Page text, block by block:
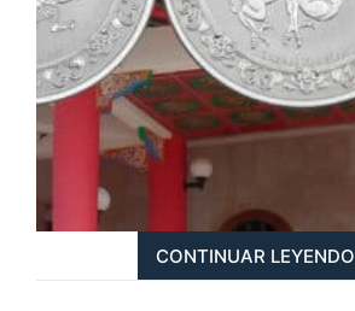
CONTINUAR LEYENDO
CELESTIAL
ANIMALS: